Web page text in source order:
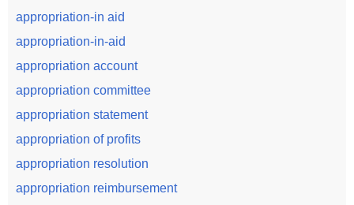
appropriation-in aid
appropriation-in-aid
appropriation account
appropriation committee
appropriation statement
appropriation of profits
appropriation resolution
appropriation reimbursement